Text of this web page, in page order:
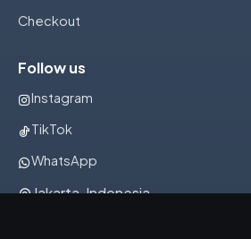
Checkout
Follow us
Instagram
TikTok
WhatsApp
Jakarta, Indonesia